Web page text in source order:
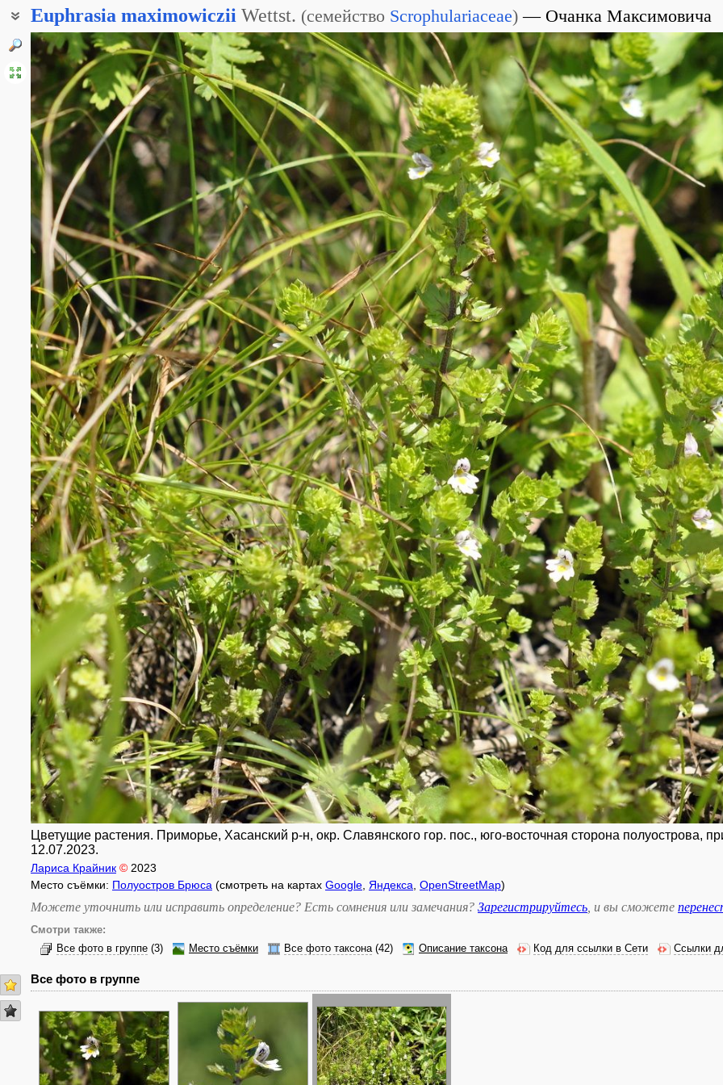
Euphrasia maximowiczii Wettst. (семейство Scrophulariaceae) Очанка Максимовича
Цветущие растения. Приморье, Хасанский р-н, окр. Славянского гор. пос., юго-восточная сторона полуострова,
12.07.2023.
Лариса Крайник © 2023
Место съёмки: Полуостров Брюса (смотреть на картах Google Яндекса OpenStreetMap)
Можете уточнить или исправить определение? Есть сомнения или замечания? Зарегистрируйтесь , и вы сможете
Смотри также:
Все фото в группе (3) Место съёмки Все фото таксона(42) Описание таксона Код для ссылки в Сети Ссылки
Все фото в группе